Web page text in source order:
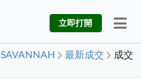
立即打開
SAVANNAH 最新成交
成交